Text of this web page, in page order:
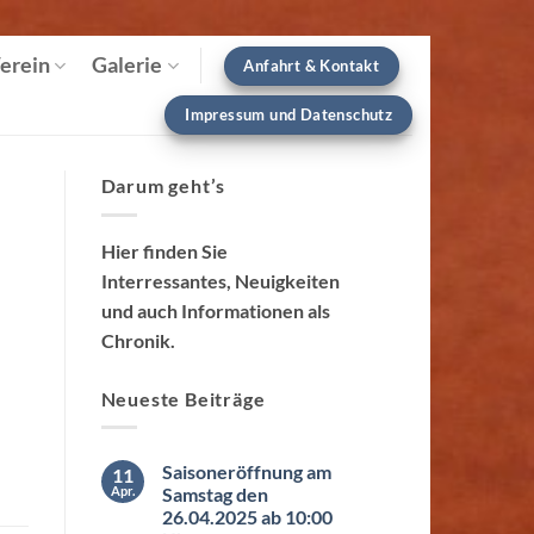
Galerie Anfahrt & Kontakt
Impressum und Datenschutz
Darum geht’s
Hier finden Sie
Interressantes, Neuigkeiten
und auch Informationen als
Chronik.
Neueste Beiträge
11
Apr.
Saisoneröffnung am
Samstag den
26.04.2025 ab 10:00